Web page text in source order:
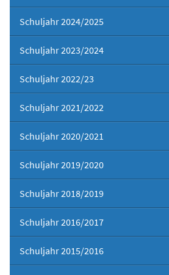
Schuljahr 2024/2025
Schuljahr 2023/2024
Schuljahr 2022/23
Schuljahr 2021/2022
Schuljahr 2020/2021
Schuljahr 2019/2020
Schuljahr 2018/2019
Schuljahr 2016/2017
Schuljahr 2015/2016